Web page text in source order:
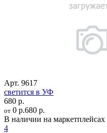
Арт. 9617
светится в УФ
680 р.
от 0 р.680 р.
В наличии на маркетплейсах
4